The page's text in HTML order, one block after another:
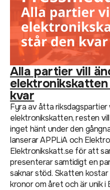
Alla partier vill
kvar
Fyra av åtta riksdagspartier
elektronikskatten, resten
inget hänt under den
lanserar APPLiA och
Elektronikskatt.se för att
presenterar samtidigt en
saknar stöd. Skatten kostar
kronor om året och är unik i